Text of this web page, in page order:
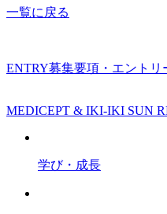
一覧に戻る
ENTRY募集要項・エントリ
MEDICEPT & IKI-IKI SUN
学び・成長